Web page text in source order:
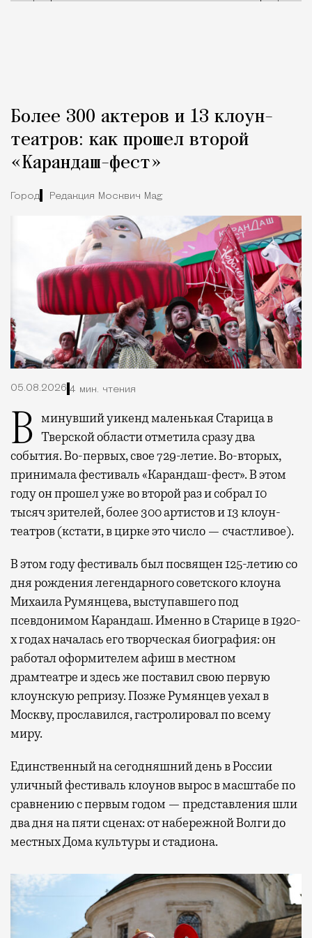
Более 300 актеров и 13 клоун-
театров: как прошел второй
«Карандаш-фест»
Город Редакция Москвич Mag
05.08.2026 4 мин. чтения
В минувший уикенд маленькая Старица в Тверской области отметила сразу два
события. Во-первых, свое 729-летие. Во-вторых,
принимала фестиваль «Карандаш-фест». В этом
году он прошел уже во второй раз и собрал 10
тысяч зрителей, более 300 артистов и 13 клоун-
театров (кстати, в цирке это число — счастливое).
В этом году фестиваль был посвящен 125-летию со
дня рождения легендарного советского клоуна
Михаила Румянцева, выступавшего под
псевдонимом Карандаш. Именно в Старице в 1920-
х годах началась его творческая биография: он
работал оформителем афиш в местном
драмтеатре и здесь же поставил свою первую
клоунскую репризу. Позже Румянцев уехал в
Москву, прославился, гастролировал по всему
миру.
Единственный на сегодняшний день в России
уличный фестиваль клоунов вырос в масштабе по
сравнению с первым годом — представления шли
два дня на пяти сценах: от набережной Волги до
местных Дома культуры и стадиона.